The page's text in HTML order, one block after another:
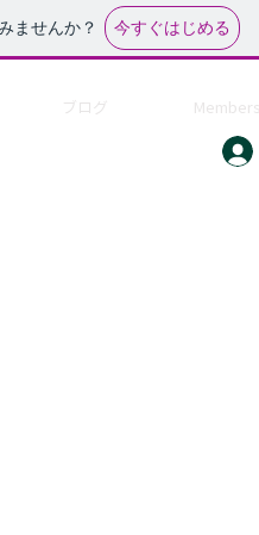
ませんか？ 今すぐはじめる
ブログ
Members